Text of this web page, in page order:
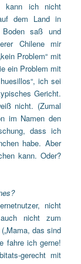
kann ich nicht
dem Land in
saß und
Chilene mir
Problem“ mit
ein Problem mit
ich sei
Gericht.
nicht. (Zumal
im Namen den
dass ich
habe. Aber
kann. Oder?
nicht
nicht zum
das sind
fahre ich gerne!
gerecht mit